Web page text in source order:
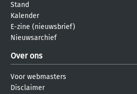
Stand
Kalender
E-zine (nieuwsbrief)
Nieuwsarchief
Over ons
Voor webmasters
Disclaimer